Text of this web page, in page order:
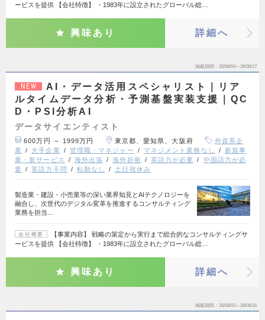
ービスを提供 【会社特徴】 ・1983年に設立されたグローバル総…
興味あり 詳細へ
掲載期間 26/08/04～26/08/17
NEW
AI・データ活用スペシャリスト｜リア
ルタイムデータ分析・予測基盤実装支援｜QC
D・PSI分析AI
データサイエンティスト
600万円 ～ 1999万円 東京都、愛知県、大阪府
外資系企
業
大手企業 管理職・マネジャー マネジメント業務なし
新規事
業・新サービス
海外出張 海外折衝 英語力が必要
中国語力が必
要
英語力不問 転勤なし 土日祝休み
製造業・建設・小売業等の深い業界知見とAIテクノロジーを
融合し、次世代のデジタル変革を推進するコンサルティング
業務を担当…
会社概要
【事業内容】 戦略の策定から実行まで総合的なコンサルティングサ
ービスを提供 【会社特徴】 ・1983年に設立されたグローバル総…
興味あり 詳細へ
掲載期間 26/08/03～26/08/16